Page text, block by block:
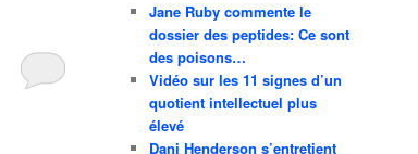
Jane Ruby commente le
dossier des peptides: Ce sont
des poisons…
Vidéo sur les 11 signes d’un
quotient intellectuel plus
élevé
Dani Henderson s’entretient